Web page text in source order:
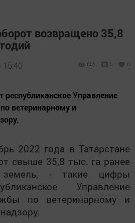
возвращено 35,8
15:40 601 0 0
Управление
ветеринарному и
2022 года в Татарстане
свыше 35,8 тыс. га ранее
земель, - такие цифры
Управление
по ветеринарному и